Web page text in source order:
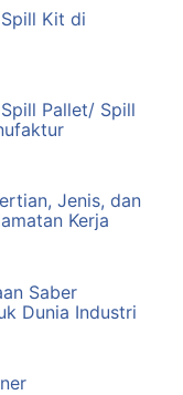
Kit di
Pallet/ Spill
Jenis, dan
Kerja
Saber
Dunia Industri